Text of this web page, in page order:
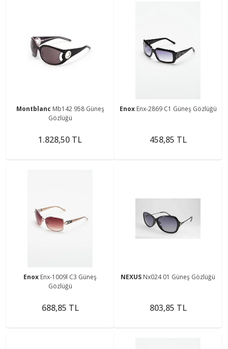
Montblanc Mb142 958 Güneş
Gözlüğü
1.828,50 TL
Enox Enx-2869 C1 Güneş Gözlüğü
458,85 TL
Enox Enx-1009l C3 Güneş
Gözlüğü
688,85 TL
NEXUS Nx024 01 Güneş Gözlüğü
803,85 TL